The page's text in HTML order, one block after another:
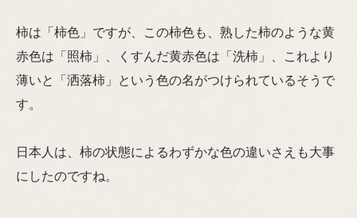
柿は「柿色」ですが、この柿色も、熟した柿のような黄
赤色は「照柿」、くすんだ黄赤色は「洗柿」、これより
薄いと「洒落柿」という色の名がつけられているそうで
す。
日本人は、柿の状態によるわずかな色の違いさえも大事
にしたのですね。